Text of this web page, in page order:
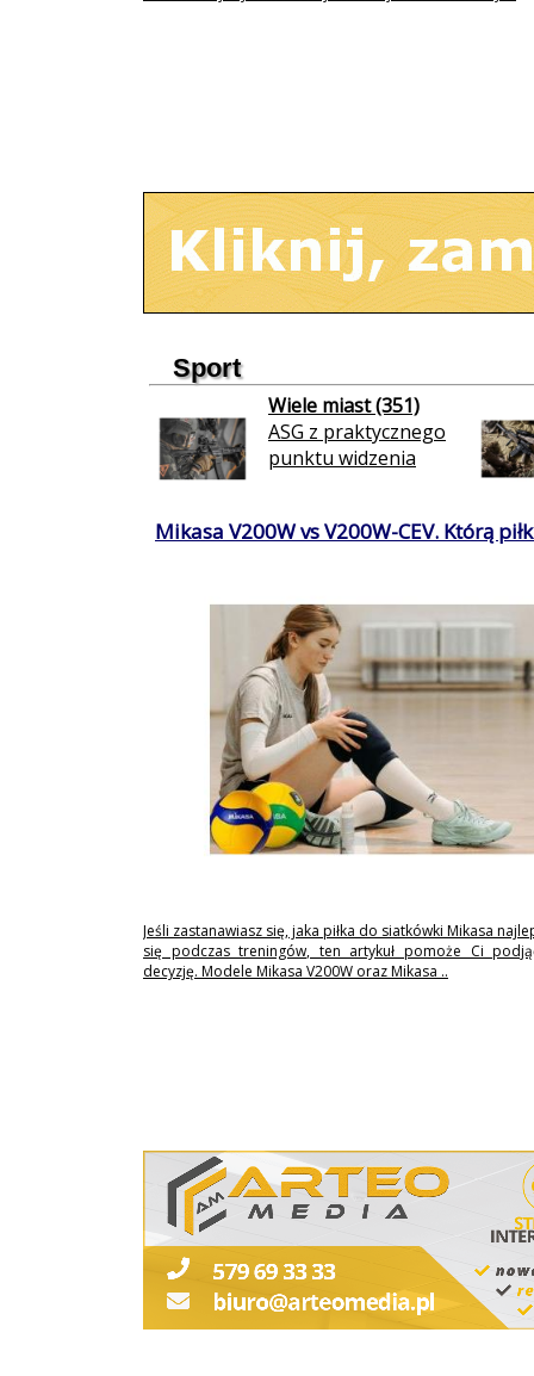
Sport
Wiele miast (351)
ASG z praktycznego
punktu widzenia
Mikasa V200W vs V200W-CEV. Którą
Jeśli zastanawiasz się, jaka piłka do siatkówki Mikasa
się podczas treningów, ten artykuł pomoże Ci
decyzję. Modele Mikasa V200W oraz Mikasa ..